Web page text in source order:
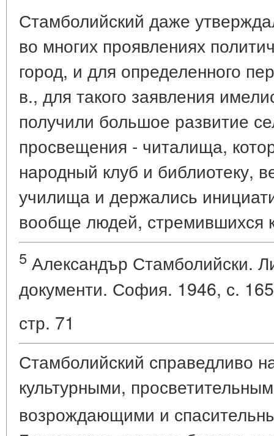
Стамболийский даже
во многих проявлениях
город, и для определенного
в., для такого заявления
получили большое развитие
просвещения - читалища,
народный клуб и библиотеку,
училища и держались
вообще людей, стремившихся
5 Александър Стамболийски.
документи. София. 1946, с.
стр. 71
Стамболийский справедливо
культурными,
возрождающими и